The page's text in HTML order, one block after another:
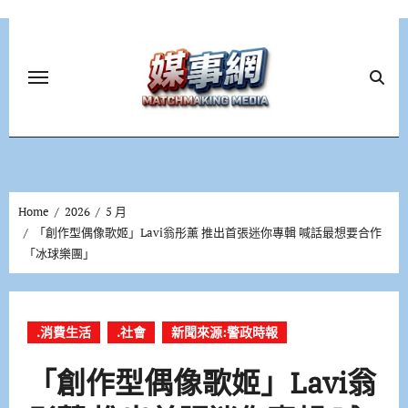
Home 2026
5 月
「創作型偶像歌姬」Lavi翁彤薰 推出首張迷你專輯 喊話最想要合作
「冰球樂團」
.消費生活 .社會 新聞來源:警政時報
「創作型偶像歌姬」Lavi翁